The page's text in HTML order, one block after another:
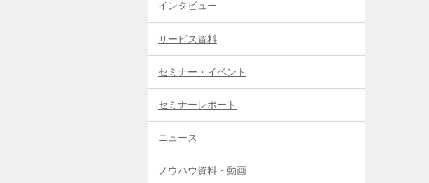
インタビュー
サービス資料
セミナー・イベント
セミナーレポート
ニュース
ノウハウ資料・動画